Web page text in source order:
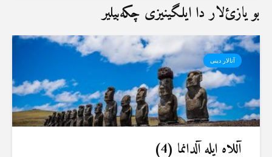
بو یازئ‌لار دا ایلگینیزی چکەبیلیر
آتالار دینی
آللاە ایلە آلدانما (4)